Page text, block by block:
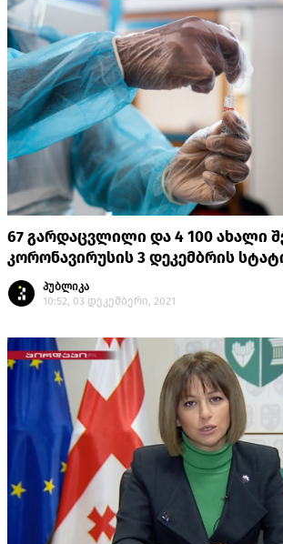
67 გარდაცვლილი და 4 100 ახალი
კორონავირუსის 3 დეკემბრის
პუბლიკა
10:52, 03 დეკემბერი, 2021